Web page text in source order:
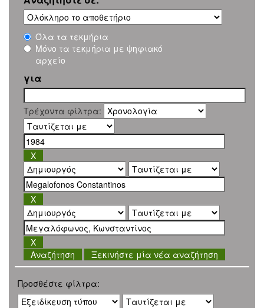
Όλα τα τεκμήρια
Μόνο τα τεκμήρια με ψηφιακό
αρχείο
για
Τρέχοντα φίλτρα:
Ξεκινήστε μία νέα αναζήτηση
Προσθέστε φίλτρα: